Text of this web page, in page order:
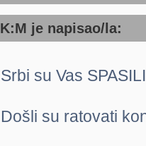
K:M je napisao/la:
Srbi su Vas
Došli su ratovati